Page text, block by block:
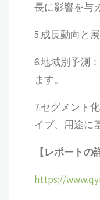
長に影響を与
5.成長動向と
6.地域別予測
ます。
7.セグメント
イプ、用途に
【レポート
https://